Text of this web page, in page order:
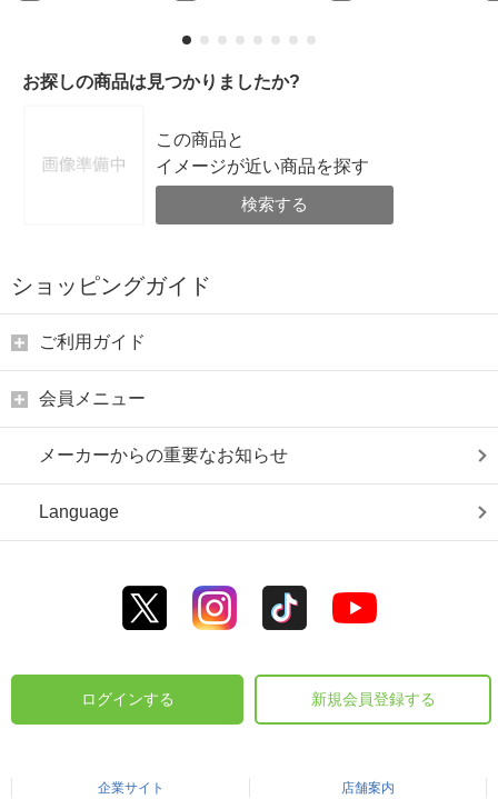
お探しの商品は見つかりましたか?
この商品と
イメージが近い商品を探す
検索する
ショッピングガイド
ご利用ガイド
会員メニュー
メーカーからの重要なお知らせ
Language
ログインする 新規会員登録する
企業サイト 店舗案内